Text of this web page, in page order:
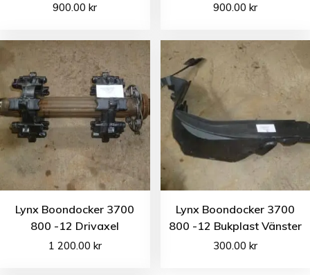
900.00kr 900.00 kr
Lynx Boondocker 3700
800 -12 Drivaxel
1 200.00 kr
Lynx Boondocker 3700
800 -12 Bukplast Vänster
300.00 kr